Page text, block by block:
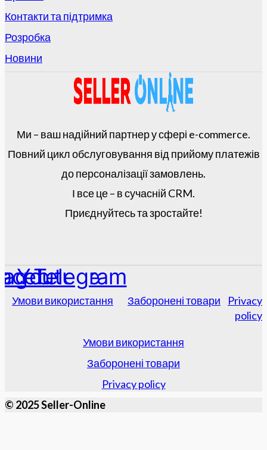
Контакти та підтримка
Розробка
Новини
Ми – ваш надійний партнер у сфері e-commerce.
Повний цикл обслуговування від прийому платежів
до персоналізації замовлень.
І все це – в сучасній CRM.
Приєднуйтесь та зростайте!
Youtube
Telegram
Умови використання Заборонені товари
Privacy
policy
Умови використання
Заборонені товари
Privacy policy
© 2025 Seller-Online